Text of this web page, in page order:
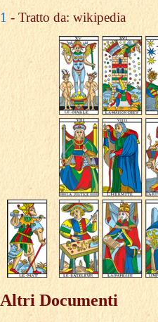
1 - Tratto da: wikipedia
Altri Documenti